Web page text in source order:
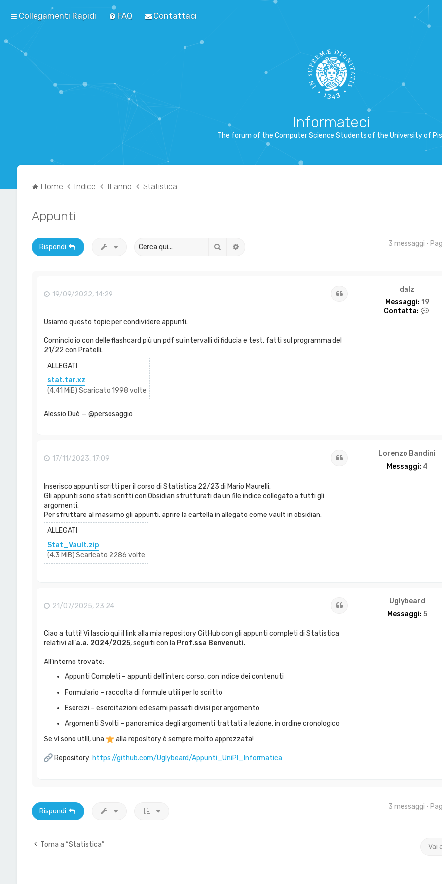
Collegamenti Rapidi FAQ Contattaci
Informateci
The forum of the Computer Science Students of the University of
Home Indice II anno Statistica
Appunti
Rispondi Cerca 3 messaggi •
dalz
Messaggi: 19
Contatta:
19/09/2022, 14:29
Usiamo questo topic per condividere appunti.
Comincio io con delle flashcard più un pdf su intervalli di fiducia e test, fatti sul programma del
21/22 con Pratelli.
ALLEGATI
stat.tar.xz
(4.41 MiB) Scaricato 1998 volte
Alessio Duè — @persosaggio
Lorenzo Bandini
Messaggi: 4
17/11/2023, 17:09
Inserisco appunti scritti per il corso di Statistica 22/23 di Mario Maurelli.
Gli appunti sono stati scritti con Obsidian strutturati da un file indice collegato a tutti gli
argomenti.
Per sfruttare al massimo gli appunti, aprire la cartella in allegato come vault in obsidian.
ALLEGATI
Stat_Vault.zip
(4.3 MiB) Scaricato 2286 volte
Uglybeard
Messaggi: 5
21/07/2025, 23:24
Ciao a tutti! Vi lascio qui il link alla mia repository GitHub con gli appunti completi di Statistica
relativi all’a.a. 2024/2025, seguiti con la Prof.ssa Benvenuti.
All’interno trovate:
Appunti Completi – appunti dell’intero corso, con indice dei contenuti
Formulario – raccolta di formule utili per lo scritto
Esercizi – esercitazioni ed esami passati divisi per argomento
Argomenti Svolti – panoramica degli argomenti trattati a lezione, in ordine cronologico
Se vi sono utili, una
alla repository è sempre molto apprezzata!
Repository: https://github.com/Uglybeard/Appunti_UniPI_Informatica
Rispondi
3 messaggi •
Torna a “Statistica” Vai a